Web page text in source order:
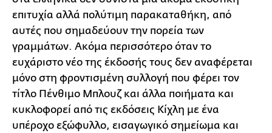
επιτυχία αλλά πολύτιμη παρακαταθήκη, από
αυτές που σημαδεύουν την πορεία των
γραμμάτων. Ακόμα περισσότερο όταν το
ευχάριστο νέο της έκδοσής τους δεν αναφέρεται
μόνο στη φροντισμένη συλλογή που φέρει τον
τίτλο Πένθιμο Μπλουζ και άλλα ποιήματα και
κυκλοφορεί από τις εκδόσεις Κίχλη με ένα
υπέροχο εξώφυλλο, εισαγωγικό σημείωμα και